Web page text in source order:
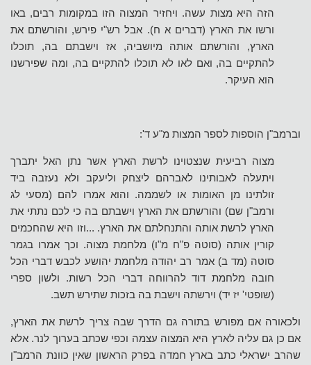
הזה היא מצות עשה. ויחזיר המצוה הזו במקומות רבים, באו
ורשו את הארץ (דברים א ח). אבל רש"י פירש, והורשתם את
הארץ, והורשתם אותה מיושביה, אז וישבתם בה, תוכלו
להתקיים בה, ואם לאו לא תוכלו להתקיים בה, ומה שפירשנו
הוא העיקר.
וברמב"ן הוספות לספר המצות מ"ע ד':
מצוה רביעית שנצטוינו לרשת הארץ אשר נתן האל יתברך
ויתעלה לאבותינו לאברהם ליצחק וליעקב ולא נעזבה ביד
זולתינו מן האומות או לשממה. והוא אמרו להם (מסעי לג
ורמב"ן שם) והורשתם את הארץ וישבתם בה כי לכם נתתי את
הארץ לרשת אותה והתנחלתם את הארץ. ...וזו היא שהחכמים
קורין אותה (סוטה פ"ח מ"ו) מלחמת מצוה. וכך אמרו בגמר
סוטה (מד ב) אמר רב יהודה מלחמת יהושע לכבש דברי הכל
חובה מלחמת דוד להרווחה דברי הכל רשות. ולשון ספרי
(שופטי' יז יד) וירשתה וישבת בה בזכות שתירש תשב.
ולכאורה אם מפורש בתורה גם הדרך שבה צריך לרשת את הארץ,
אם כן גם עליה לארץ היא המצוה עצמה וכפי שכתב בערוך לנר. אלא
שהרב ישראלי כתב בארץ חמדה בפרק הראשון שאין כוונת הרמב"ן